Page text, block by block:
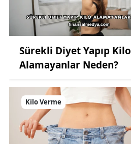
Sürekli Diyet Yapıp Kilo
Alamayanlar Neden?
Kilo Verme